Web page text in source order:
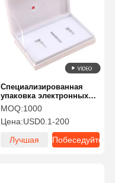
Специализированная
упаковка электронных
продуктов High End Flip
Top Gift Box Высокая
пластичность
MOQ:1000
Цена:USD0.1-200
Лучшая
Побеседуйте